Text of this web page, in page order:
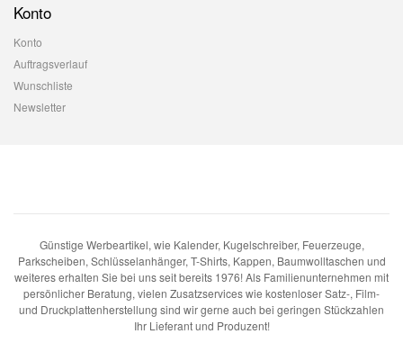
Konto
Konto
Auftragsverlauf
Wunschliste
Newsletter
Günstige Werbeartikel, wie Kalender, Kugelschreiber, Feuerzeuge,
Parkscheiben, Schlüsselanhänger, T-Shirts, Kappen, Baumwolltaschen und
weiteres erhalten Sie bei uns seit bereits 1976! Als Familienunternehmen mit
persönlicher Beratung, vielen Zusatzservices wie kostenloser Satz-, Film-
und Druckplattenherstellung sind wir gerne auch bei geringen Stückzahlen
Ihr Lieferant und Produzent!